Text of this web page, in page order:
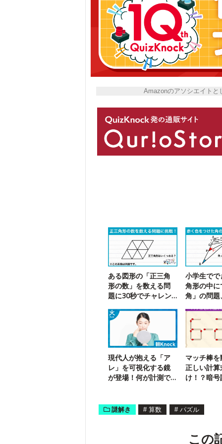
Amazonのアソシエイトと
ある図形の「正三角
形の数」を数える問
題に30秒でチャレン
小学生で
角形の中に
角」の問
現代人が抱える「ア
レ」を可視化する鏡
が登場！何が計測で
マッチ棒
正しい計算
け！？暗
謎解き # 算数 # パズル
この